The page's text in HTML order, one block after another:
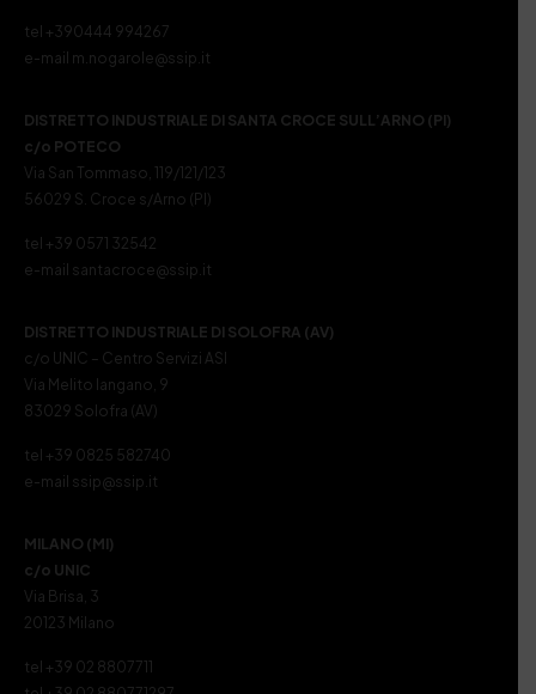
tel +390444 994267
e-mail m.nogarole@ssip.it
DISTRETTO INDUSTRIALE DI SANTA CROCE SULL’ARNO (PI)
c/o POTECO
Via San Tommaso, 119/121/123
56029 S. Croce s/Arno (PI)
tel +39 0571 32542
e-mail santacroce@ssip.it
DISTRETTO INDUSTRIALE DI SOLOFRA (AV)
c/o UNIC – Centro Servizi ASI
Via Melito Iangano, 9
83029 Solofra (AV)
tel +39 0825 582740
e-mail ssip@ssip.it
MILANO (MI)
c/o UNIC
Via Brisa, 3
20123 Milano
tel +39 02 8807711